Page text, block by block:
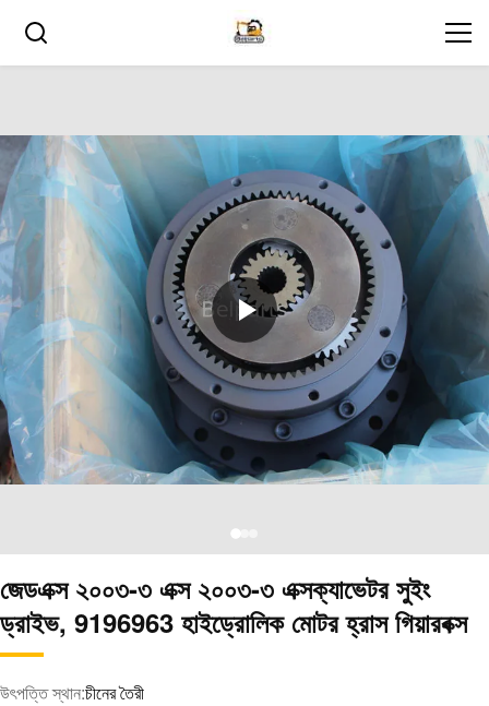
জেডএক্স ২০০৩-৩ এক্স ২০০৩-৩ এক্সক্যাভেটর সুইং
ড্রাইভ, 9196963 হাইড্রোলিক মোটর হ্রাস গিয়ারবক্স
উৎপত্তি স্থান:চীনের তৈরী